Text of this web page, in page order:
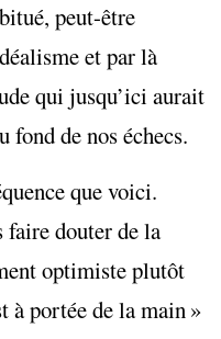
peut-être
et par là
qui jusqu’ici aurait
fond de nos échecs.
que voici.
douter de la
optimiste plutôt
à portée de la main »